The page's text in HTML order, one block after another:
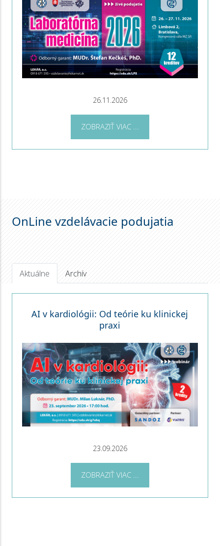
26.11.2026
ZOBRAZIŤ VIAC ...
OnLine vzdelávacie podujatia
Aktuálne Archív
AI v kardiológii: Od teórie ku klinickej
praxi
23.09.2026
ZOBRAZIŤ VIAC ...